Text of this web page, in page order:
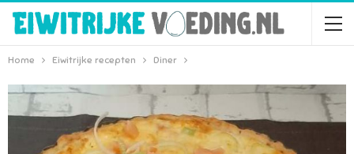
Home Eiwitrijke recepten Diner